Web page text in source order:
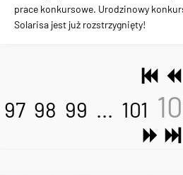
prace konkursowe. Urodzinowy
Solarisa jest już rozstrzygnięty!
97 98 99 ... 101